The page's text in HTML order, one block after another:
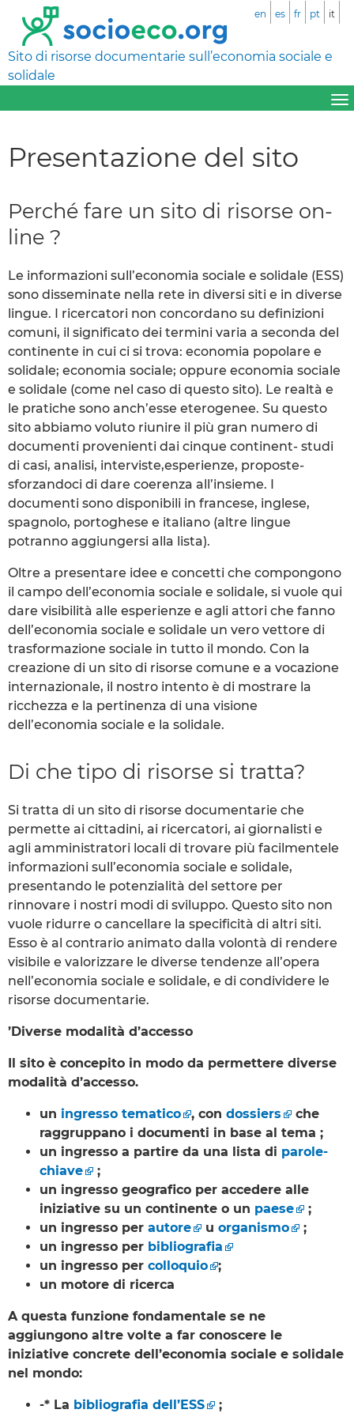
Sito di risorse documentarie sull’economia sociale e
solidale
en es fr pt it
Presentazione del sito
Perché fare un sito di risorse on-
line ?
Le informazioni sull’economia sociale e solidale (ESS)
sono disseminate nella rete in diversi siti e in diverse
lingue. I ricercatori non concordano su definizioni
comuni, il significato dei termini varia a seconda del
continente in cui ci si trova: economia popolare e
solidale; economia sociale; oppure economia sociale
e solidale (come nel caso di questo sito). Le realtà e
le pratiche sono anch’esse eterogenee. Su questo
sito abbiamo voluto riunire il più gran numero di
documenti provenienti dai cinque continent- studi
di casi, analisi, interviste,esperienze, proposte-
sforzandoci di dare coerenza all’insieme. I
documenti sono disponibili in francese, inglese,
spagnolo, portoghese e italiano (altre lingue
potranno aggiungersi alla lista).
Oltre a presentare idee e concetti che compongono
il campo dell’economia sociale e solidale, si vuole qui
dare visibilità alle esperienze e agli attori che fanno
dell’economia sociale e solidale un vero vettore di
trasformazione sociale in tutto il mondo. Con la
creazione di un sito di risorse comune e a vocazione
internazionale, il nostro intento è di mostrare la
ricchezza e la pertinenza di una visione
dell’economia sociale e la solidale.
Di che tipo di risorse si tratta?
Si tratta di un sito di risorse documentarie che
permette ai cittadini, ai ricercatori, ai giornalisti e
agli amministratori locali di trovare più facilmentele
informazioni sull’economia sociale e solidale,
presentando le potenzialità del settore per
rinnovare i nostri modi di sviluppo. Questo sito non
vuole ridurre o cancellare la specificità di altri siti.
Esso è al contrario animato dalla volontà di rendere
visibile e valorizzare le diverse tendenze all’opera
nell’economia sociale e solidale, e di condividere le
risorse documentarie.
’Diverse modalità d’accesso
Il sito è concepito in modo da permettere diverse
modalità d’accesso.
un ingresso tematico , con dossiers
che
raggruppano i documenti in base al tema ;
un ingresso a partire da una lista di parole-
chiave
;
un ingresso geografico per accedere alle
iniziative su un continente o un paese
;
un ingresso per autore u organismo
;
un ingresso per bibliografia
un ingresso per colloquio
;
un motore di ricerca
A questa funzione fondamentale se ne
aggiungono altre volte a far conoscere le
iniziative concrete dell’economia sociale e solidale
nel mondo:
-* La bibliografia dell’ESS
;